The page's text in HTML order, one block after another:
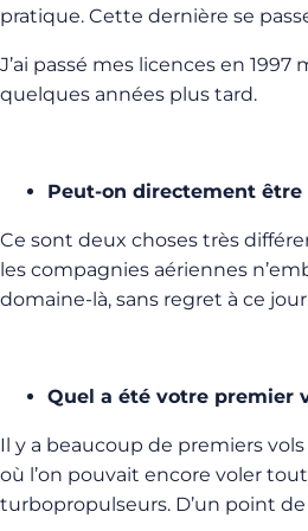
pratique. Cette dernière se
J’ai passé mes licences en
quelques années plus tard.
Peut-on directement
Ce sont deux choses très
les compagnies aériennes
domaine-là, sans regret à ce
Quel a été votre premier
Il y a beaucoup de premiers
où l’on pouvait encore voler
turbopropulseurs. D’un point